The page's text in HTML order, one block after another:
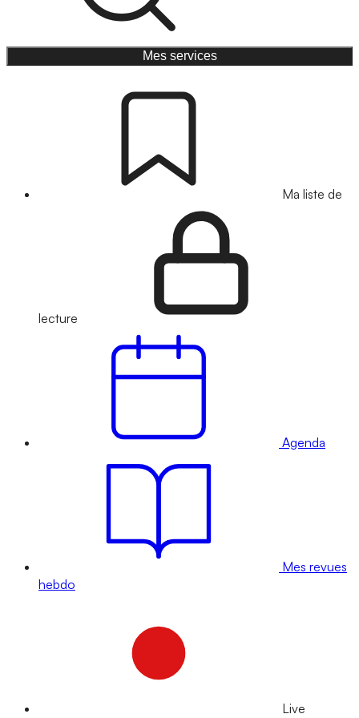
Mes services
Ma liste de
lecture
Agenda
Mes revues
hebdo
Live